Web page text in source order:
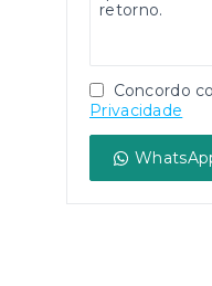
Concordo
Privacidade